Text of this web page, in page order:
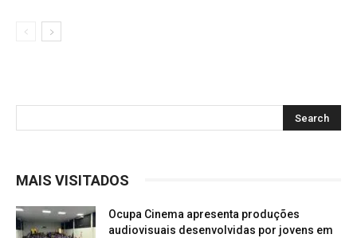
MAIS VISITADOS
Ocupa Cinema apresenta produções
audiovisuais desenvolvidas por jovens em